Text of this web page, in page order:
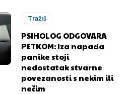
Tražiš
PSIHOLOG ODGOVARA
PETKOM: Iza napada
panike stoji
nedostatak stvarne
povezanosti s nekim ili
nečim